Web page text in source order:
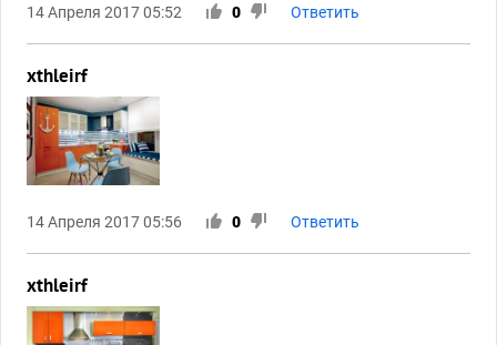
14 Апреля 2017 05:52 0 Ответить
xthleirf
14 Апреля 2017 05:56 0 Ответить
xthleirf